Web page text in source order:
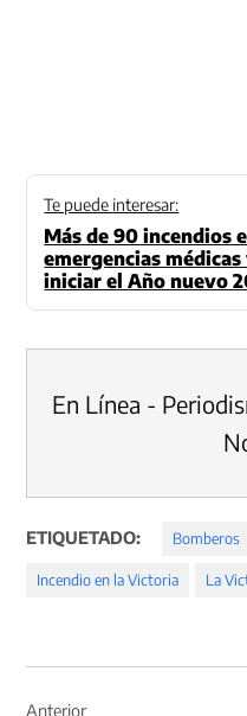
Te puede interesar:
Más de 90 incendios
emergencias médicas
iniciar el Año nuevo
actualizada)
En Línea -
ETIQUETADO: Bomberos
Incendio en la Victoria La
Anterior